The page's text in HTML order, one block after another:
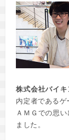
株式会社バイキ
内定者であるゲ
ＡＭＧでの思
ました。